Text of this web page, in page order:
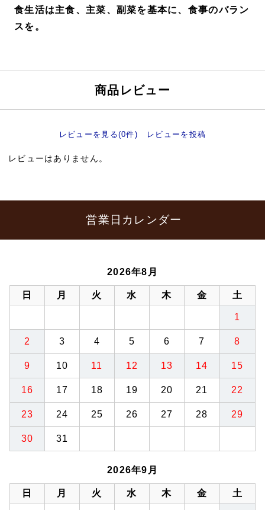
食生活は主食、主菜、副菜を基本に、食事のバラン
スを。
商品レビュー
レビューを見る(0件) レビューを投稿
レビューはありません。
営業日カレンダー
2026年8月
日 月 火 水 木 金 土
1
2 3 4 5 6 7 8
9 10 11 12 13 14 15
16 17 18 19 20 21 22
23 24 25 26 27 28 29
30 31
2026年9月
日 月 火 水 木 金 土